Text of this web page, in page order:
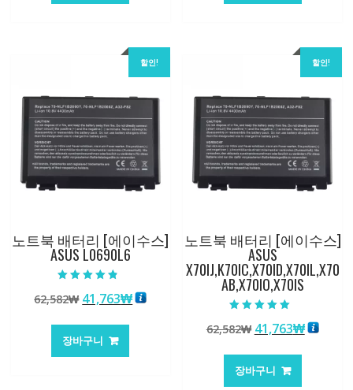
할인!
노트북 배터리 [에이수스]
ASUS L0690L6
4.50
로 평가됨
62,582₩ 원
가
격:
41,763₩현
장바구니
할인!
노트북 배터리 [에이수스]
ASUS
X70IJ,K70IC,X70ID,X70IL,X70
AB,X70IO,X70IS
5.00
로 평가됨
62,582₩ 원
가
격:
41,763₩현
장바구니